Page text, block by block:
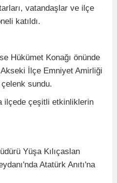
vatandaşlar ve ilçe
katıldı.
Hükümet Konağı önünde
İlçe Emniyet Amirliği
çelenk sundu.
ilçede çeşitli etkinliklerin
Yüşa Kılıçaslan
Atatürk Anıtı'na